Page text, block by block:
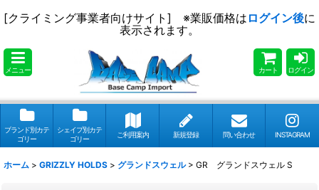
[クライミング事業者向けサイト] ※業販価格は ログイン後に
表示されます。
メニュー カート ログイン
ブランド別カテ
ゴリー
シェイプ別カテ
ゴリー
ご利用案内 新規登録 問い合わせ INSTAGRAM
ホーム > GRIZZLY HOLDS > グランドスウェル > GR グランドスウェル S